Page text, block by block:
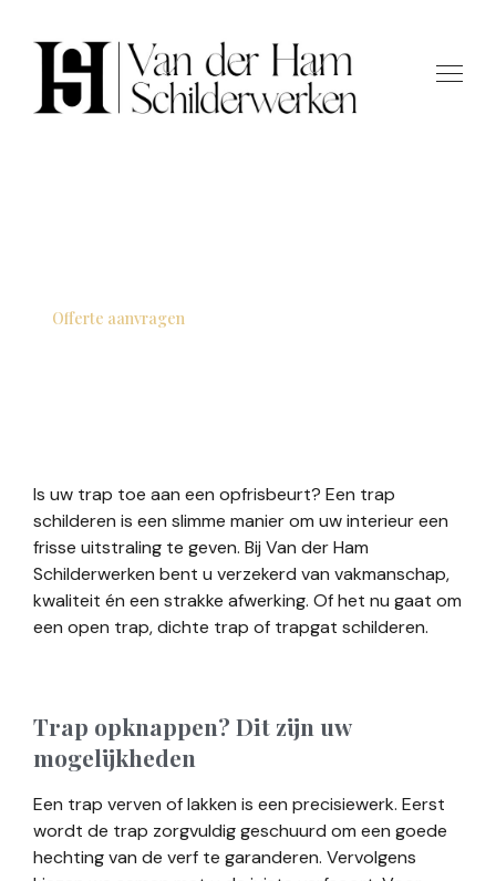
Offerte aanvragen
Is uw trap toe aan een opfrisbeurt? Een trap
schilderen is een slimme manier om uw interieur een
frisse uitstraling te geven. Bij Van der Ham
Schilderwerken bent u verzekerd van vakmanschap,
kwaliteit én een strakke afwerking. Of het nu gaat om
een open trap, dichte trap of trapgat schilderen.
Trap opknappen? Dit zijn uw
mogelijkheden
Een trap verven of lakken is een precisiewerk. Eerst
wordt de trap zorgvuldig geschuurd om een goede
hechting van de verf te garanderen. Vervolgens